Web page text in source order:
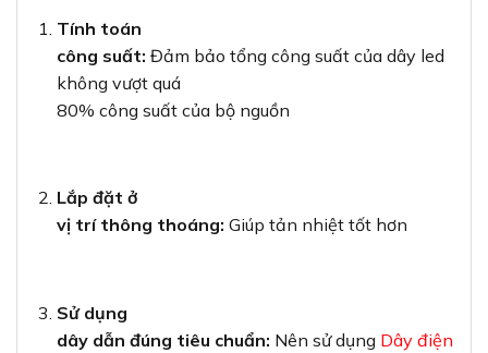
Tính toán
công suất: Đảm bảo tổng công suất của dây led
không vượt quá
80% công suất của bộ nguồn
Lắp đặt ở
vị trí thông thoáng: Giúp tản nhiệt tốt hơn
Sử dụng
dây dẫn đúng tiêu chuẩn: Nên sử dụng Dây điện